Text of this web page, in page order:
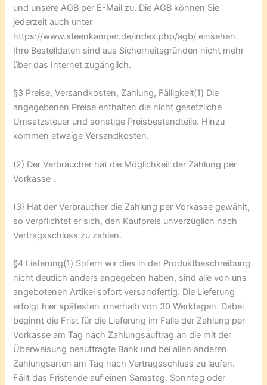
und unsere AGB per E-Mail zu. Die AGB können Sie
jederzeit auch unter
https://www.steenkamper.de/index.php/agb/ einsehen.
Ihre Bestelldaten sind aus Sicherheitsgründen nicht mehr
über das Internet zugänglich.
§3 Preise, Versandkosten, Zahlung, Fälligkeit(1) Die
angegebenen Preise enthalten die nicht gesetzliche
Umsatzsteuer und sonstige Preisbestandteile. Hinzu
kommen etwaige Versandkosten.
(2) Der Verbraucher hat die Möglichkeit der Zahlung per
Vorkasse .
(3) Hat der Verbraucher die Zahlung per Vorkasse gewählt,
so verpflichtet er sich, den Kaufpreis unverzüglich nach
Vertragsschluss zu zahlen.
§4 Lieferung(1) Sofern wir dies in der Produktbeschreibung
nicht deutlich anders angegeben haben, sind alle von uns
angebotenen Artikel sofort versandfertig. Die Lieferung
erfolgt hier spätesten innerhalb von 30 Werktagen. Dabei
beginnt die Frist für die Lieferung im Falle der Zahlung per
Vorkasse am Tag nach Zahlungsauftrag an die mit der
Überweisung beauftragte Bank und bei allen anderen
Zahlungsarten am Tag nach Vertragsschluss zu laufen.
Fällt das Fristende auf einen Samstag, Sonntag oder